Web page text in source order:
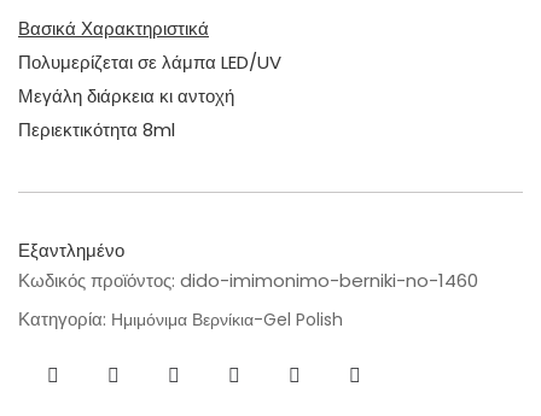
Βασικά Χαρακτηριστικά
Πολυμερίζεται σε λάμπα LED/UV
Μεγάλη διάρκεια κι αντοχή
Περιεκτικότητα 8ml
Εξαντλημένο
Κωδικός προϊόντος: dido-imimonimo-berniki-no-1460
Κατηγορία: Ημιμόνιμα Βερνίκια-Gel Polish